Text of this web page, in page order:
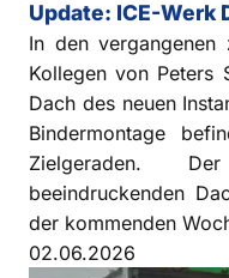
Update: ICE-Werk
In den vergangenen
Kollegen von Peters
Dach des neuen
Bindermontage
Zielgeraden.
beeindruckenden
der kommenden
02.06.2026